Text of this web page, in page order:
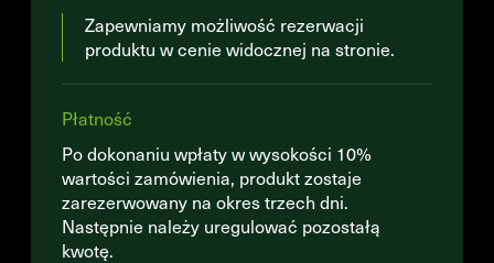
Zapewniamy możliwość rezerwacji
produktu w cenie widocznej na stronie.
Płatność
Po dokonaniu wpłaty w wysokości 10%
wartości zamówienia, produkt zostaje
zarezerwowany na okres trzech dni.
Następnie należy uregulować pozostałą
kwotę.